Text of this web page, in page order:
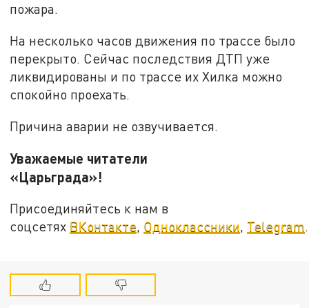
пожара.
На несколько часов движения по трассе было
перекрыто. Сейчас последствия ДТП уже
ликвидированы и по трассе их Хилка можно
спокойно проехать.
Причина аварии не озвучивается.
Уважаемые читатели
«Царьграда»!
Присоединяйтесь к нам в
соцсетях ВКонтакте, Одноклассники, Telegram.